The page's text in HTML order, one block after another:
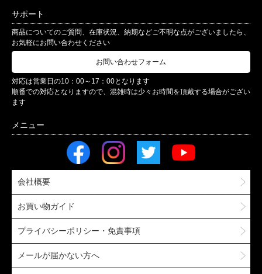
サポート
商品についてのご質問、在庫状況、納期などご不明な点がございましたら、
お気軽にお問い合わせください
お問い合わせフォーム
対応は営業日の10：00～17：00となります
順番での対応となりますので、混雑時は少々お時間を頂戴する場合がござい
ます
会社概要
お買い物ガイド
プライバシーポリシー・免責事項
メールが届かない方へ